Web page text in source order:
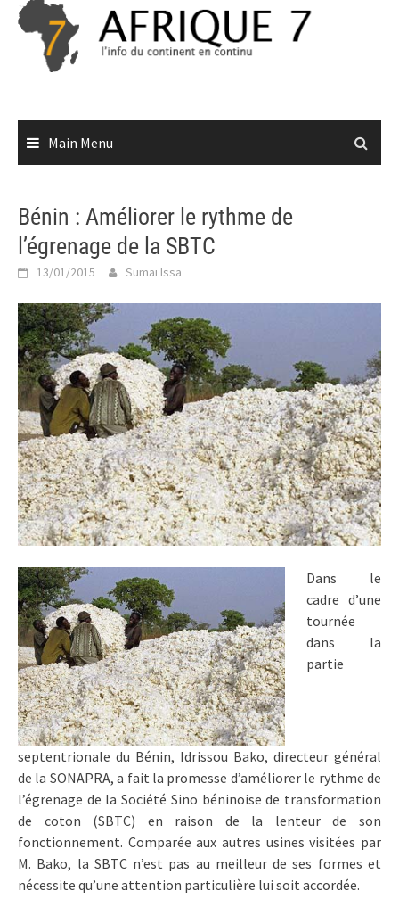
Skip
content
Main Menu
Bénin : Améliorer le rythme de
l’égrenage de la SBTC
13/01/2015 Sumai Issa
Dans le
cadre d’une
tournée
dans la
partie
septentrionale du Bénin, Idrissou Bako, directeur général
de la SONAPRA, a fait la promesse d’améliorer le rythme de
l’égrenage de la Société Sino béninoise de transformation
de coton (SBTC) en raison de la lenteur de son
fonctionnement. Comparée aux autres usines visitées par
M. Bako, la SBTC n’est pas au meilleur de ses formes et
nécessite qu’une attention particulière lui soit accordée.